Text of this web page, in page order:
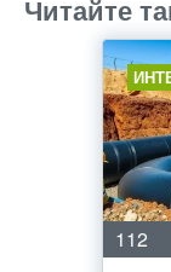
Читайте
112